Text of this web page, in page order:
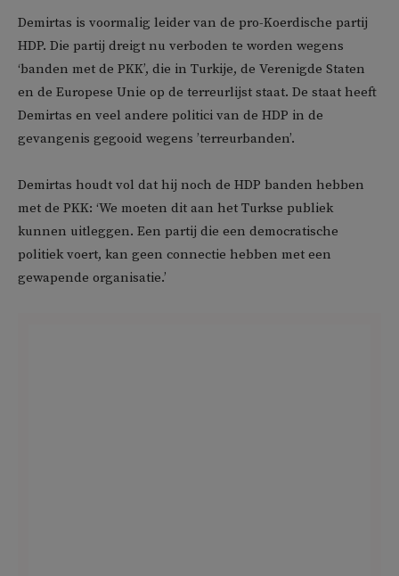
Demirtas is voormalig leider van de pro-Koerdische partij
HDP. Die partij dreigt nu verboden te worden wegens
‘banden met de PKK’, die in Turkije, de Verenigde Staten
en de Europese Unie op de terreurlijst staat. De staat heeft
Demirtas en veel andere politici van de HDP in de
gevangenis gegooid wegens ’terreurbanden’.
Demirtas houdt vol dat hij noch de HDP banden hebben
met de PKK: ‘We moeten dit aan het Turkse publiek
kunnen uitleggen. Een partij die een democratische
politiek voert, kan geen connectie hebben met een
gewapende organisatie.’